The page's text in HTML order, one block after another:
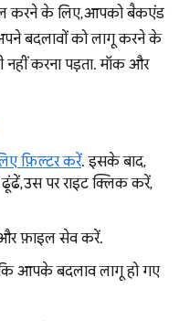
करने के लिए, आपको बैकएंड
बदलावों को लागू करने के
करना पड़ता. मॉक और
फ़िल्टर करें. इसके बाद,
उस पर राइट क्लिक करें,
फ़ाइल सेव करें.
आपके बदलाव लागू हो गए